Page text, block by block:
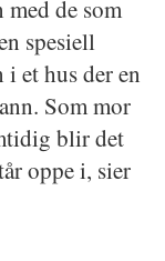
med de som
spesiell
et hus der en
Som mor
blir det
oppe i, sier